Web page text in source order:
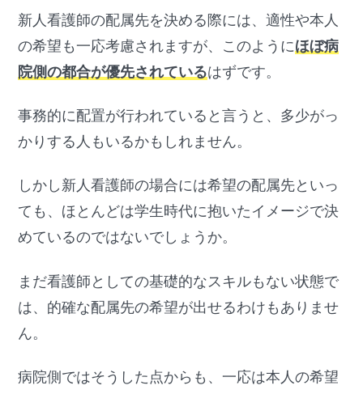
新人看護師の配属先を決める際には、適性や本人
の希望も一応考慮されますが、このようにほぼ病
院側の都合が優先されているはずです。
事務的に配置が行われていると言うと、多少がっ
かりする人もいるかもしれません。
しかし新人看護師の場合には希望の配属先といっ
ても、ほとんどは学生時代に抱いたイメージで決
めているのではないでしょうか。
まだ看護師としての基礎的なスキルもない状態で
は、的確な配属先の希望が出せるわけもありませ
ん。
病院側ではそうした点からも、一応は本人の希望